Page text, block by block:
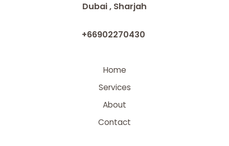
Dubai , Sharjah
+66902270430
Home
Services
About
Contact